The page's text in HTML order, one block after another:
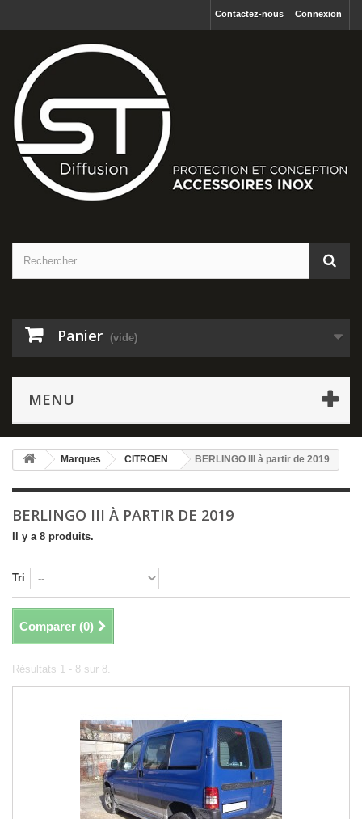
Connexion
Contactez-nous
Panier (vide)
MENU
Marques CITRÖEN BERLINGO III à partir de 2019
BERLINGO III À PARTIR DE 2019
Il y a 8 produits.
Tri
Comparer (0)
Résultats 1 - 8 sur 8.